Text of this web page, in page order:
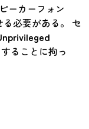
ーカーフォン
る必要がある。 セ
ることに拘っ